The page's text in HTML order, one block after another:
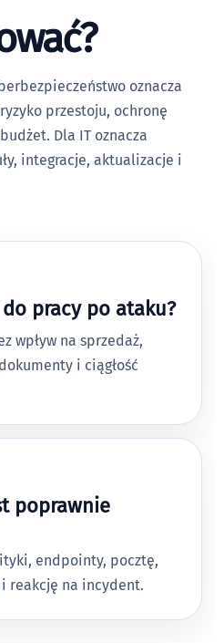
oznacza
przestoju, ochronę
Dla IT oznacza
integracje, aktualizacje i
pracy po ataku?
wpływ na sprzedaż,
i ciągłość
poprawnie
endpointy, pocztę,
reakcję na incydent.